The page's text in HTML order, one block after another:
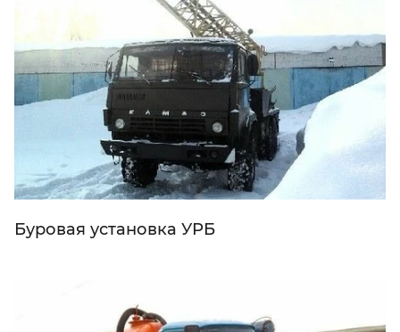
Буровая установка УРБ